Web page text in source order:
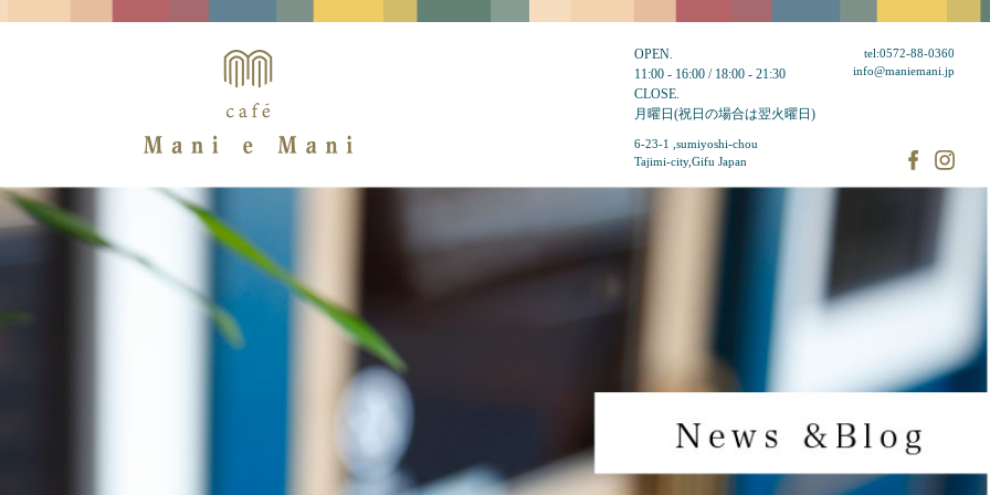
OPEN.
11:00 - 16:00 / 18:00 - 21:30
CLOSE.
月曜日(祝日の場合は翌火曜日)
6-23-1 ,sumiyoshi-chou
Tajimi-city,Gifu Japan
tel:0572-88-0360
info@maniemani.jp